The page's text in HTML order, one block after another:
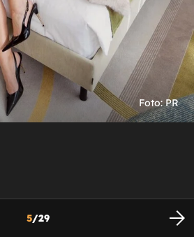
Foto: PR
5/29